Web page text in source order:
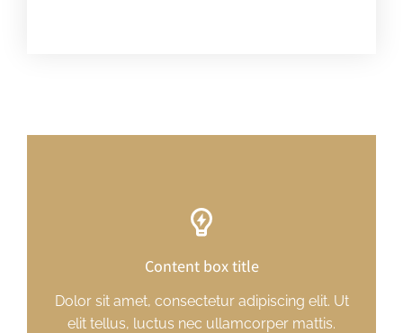
Content box title
Dolor sit amet, consectetur adipiscing elit. Ut
elit tellus, luctus nec ullamcorper mattis.